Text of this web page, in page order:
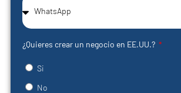
¿Quieres crear un negocio en EE.UU.?
Si
No